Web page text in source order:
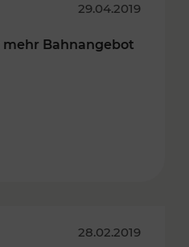
29.04.2019
Bahnangebot
28.02.2019